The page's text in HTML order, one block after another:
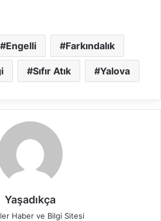
Engelli Farkındalık
Sıfır Atık Yalova
Yaşadıkça
Haber ve Bilgi Sitesi